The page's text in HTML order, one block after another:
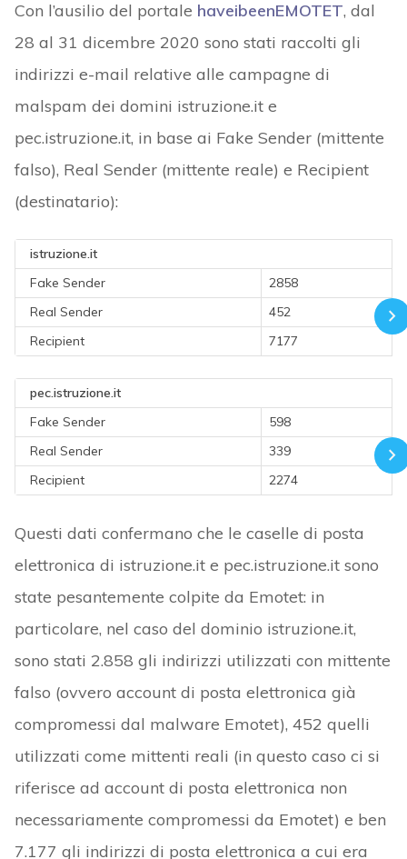
Con l’ausilio del portale haveibeenEMOTET, dal
28 al 31 dicembre 2020 sono stati raccolti gli
indirizzi e-mail relative alle campagne di
malspam dei domini istruzione.it e
pec.istruzione.it, in base ai Fake Sender (mittente
falso), Real Sender (mittente reale) e Recipient
(destinatario):
istruzione.it
Fake Sender
2858
Real Sender
452
Recipient
7177
pec.istruzione.it
Fake Sender
598
Real Sender
339
Recipient
2274
Questi dati confermano che le caselle di posta
elettronica di istruzione.it e pec.istruzione.it sono
state pesantemente colpite da Emotet: in
particolare, nel caso del dominio istruzione.it,
sono stati 2.858 gli indirizzi utilizzati con mittente
falso (ovvero account di posta elettronica già
compromessi dal malware Emotet), 452 quelli
utilizzati come mittenti reali (in questo caso ci si
riferisce ad account di posta elettronica non
necessariamente compromessi da Emotet) e ben
7.177 gli indirizzi di posta elettronica a cui era